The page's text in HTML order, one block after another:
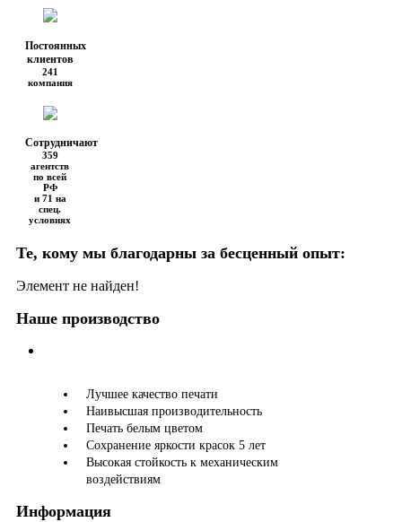
Постоянных
клиентов
241
компания
Сотрудничают
359
агентств
по всей
РФ
и 71 на
спец.
условиях
Те, кому мы благодарны за бесценный опыт:
Элемент не найден!
Наше производство
Лучшее качество печати
Наивысшая производительность
Печать белым цветом
Сохранение яркости красок 5 лет
Высокая стойкость к механическим
воздействиям
Информация